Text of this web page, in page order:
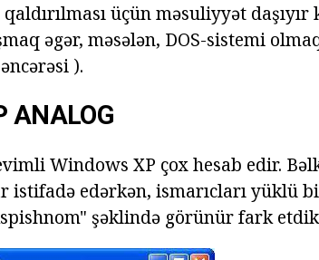
üçün məsuliyyət daşıyır
əgər, məsələn, DOS-sistemi
).
ANALOG
Windows XP çox hesab edir.
istifadə edərkən, ismarıcları yüklü
şəklində görünür fark